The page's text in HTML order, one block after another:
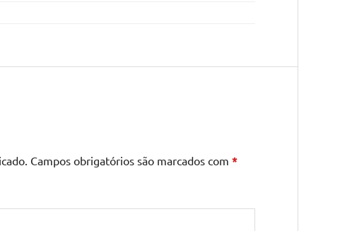
Campos obrigatórios são marcados com *